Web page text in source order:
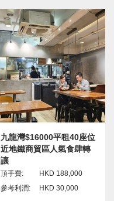
九龍灣$16000平租40座位
近地鐵商貿區人氣食肆轉
讓
頂手費:
HKD 188,000
參考利潤:
HKD 30,000